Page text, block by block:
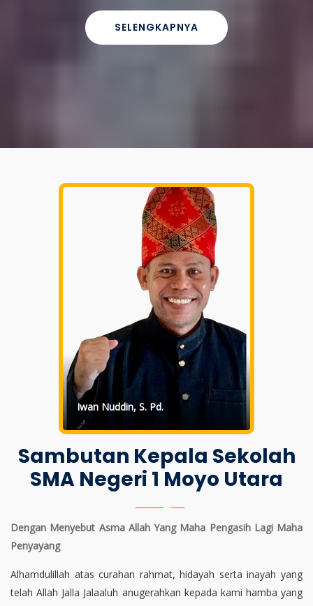
Iwan Nuddin, S. Pd.
Sambutan Kepala Sekolah
SMA Negeri 1 Moyo Utara
Dengan Menyebut Asma Allah Yang Maha Pengasih Lagi Maha
Penyayang
Alhamdulillah atas curahan rahmat, hidayah serta inayah yang
telah Allah Jalla Jalaaluh anugerahkan kepada kami hamba yang